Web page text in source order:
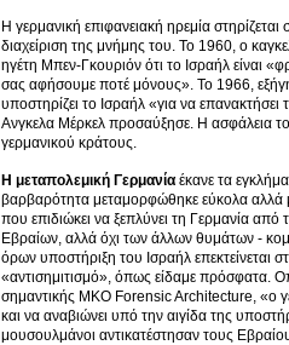
Η γερμανική επιφανειακή ηρεμία
διαχείριση της μνήμης του. Το 1960, ο
ηγέτη Μπεν-Γκουριόν ότι το Ισραήλ είναι
σας αφήσουμε ποτέ μόνους». Το 1966,
υποστηρίζει το Ισραήλ «για να
Ανγκελα Μέρκελ προσαύξησε. Η ασφάλεια
γερμανικού κράτους.
Η μεταπολεμική Γερμανία έκανε τα
βαρβαρότητα μεταμορφώθηκε εύκολα αλλά
που επιδιώκει να ξεπλύνει τη Γερμανία
Εβραίων, αλλά όχι των άλλων θυμάτων -
όρων υποστήριξη του Ισραήλ επεκτείνεται
«αντισημιτισμό», όπως είδαμε πρόσφατα.
σημαντικής ΜΚΟ Forensic Architecture, «ο
και να αναβιώνει υπό την αιγίδα της
μουσουλμάνοι αντικατέστησαν τους